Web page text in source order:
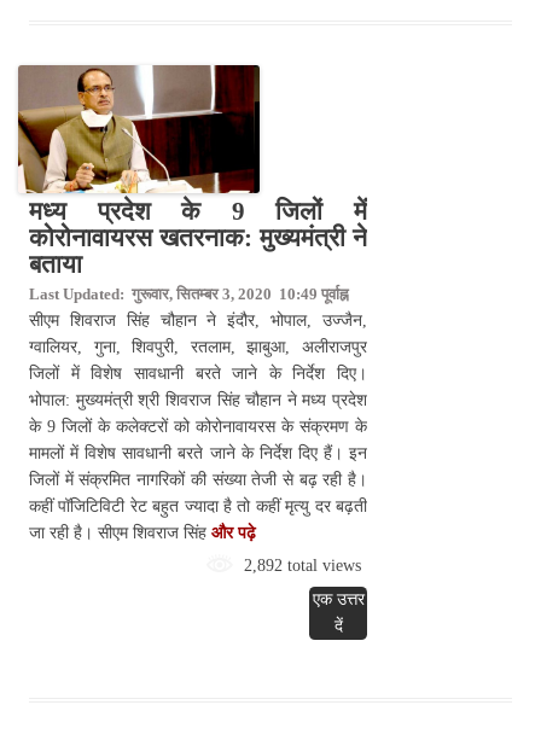
मध्य प्रदेश के 9 जिलों में
कोरोनावायरस खतरनाक: मुख्यमंत्री ने
बताया
Last Updated: गुरूवार, सितम्बर 3, 2020 10:49 पूर्वाह्न
सीएम शिवराज सिंह चौहान ने इंदौर, भोपाल, उज्जैन,
ग्वालियर, गुना, शिवपुरी, रतलाम, झाबुआ, अलीराजपुर
जिलों में विशेष सावधानी बरते जाने के निर्देश दिए।
भोपाल: मुख्यमंत्री श्री शिवराज सिंह चौहान ने मध्य प्रदेश
के 9 जिलों के कलेक्टरों को कोरोनावायरस के संक्रमण के
मामलों में विशेष सावधानी बरते जाने के निर्देश दिए हैं। इन
जिलों में संक्रमित नागरिकों की संख्या तेजी से बढ़ रही है।
कहीं पॉजिटिविटी रेट बहुत ज्यादा है तो कहीं मृत्यु दर बढ़ती
जा रही है। सीएम शिवराज सिंह और पढ़े
2,892 total views
एक उत्तर
दें